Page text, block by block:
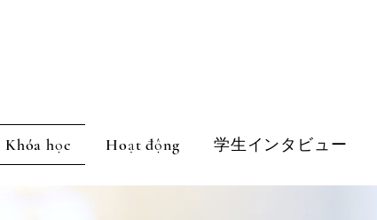
Khóa học Hoạt động 学生インタビュー